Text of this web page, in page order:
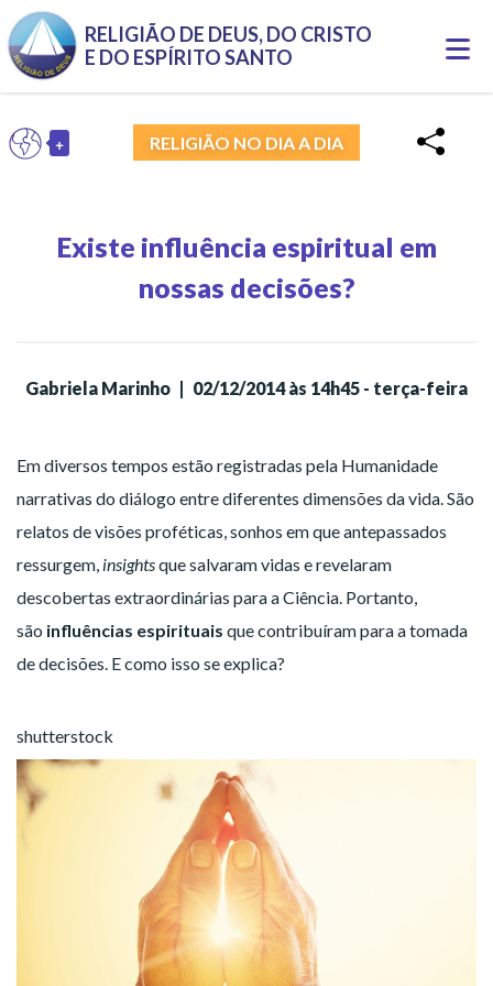
Pular para o conteúdo principal
RELIGIÃO DE DEUS, DO CRISTO
E DO ESPÍRITO SANTO
PT
+
Toggle Dropdown
RELIGIÃO NO DIA A DIA
Existe influência espiritual em
nossas decisões?
Gabriela Marinho | 02/12/2014 às 14h45 - terça-feira
Em diversos tempos estão registradas pela Humanidade
narrativas do diálogo entre diferentes dimensões da vida. São
relatos de visões proféticas, sonhos em que antepassados
ressurgem, insightsque salvaram vidas e revelaram
descobertas extraordinárias para a Ciência. Portanto,
são influências espirituais que contribuíram para a tomada
de decisões. E como isso se explica?
shutterstock